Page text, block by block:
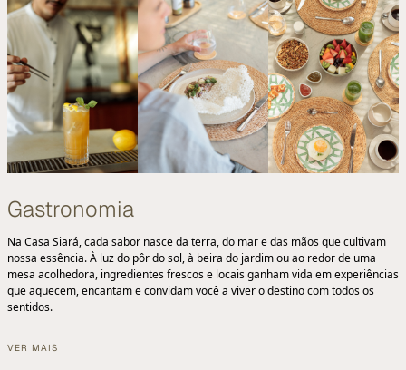
Gastronomia
Na Casa Siará, cada sabor nasce da terra, do mar e das mãos que cultivam
nossa essência. À luz do pôr do sol, à beira do jardim ou ao redor de uma
mesa acolhedora, ingredientes frescos e locais ganham vida em experiências
que aquecem, encantam e convidam você a viver o destino com todos os
sentidos.
VER MAIS